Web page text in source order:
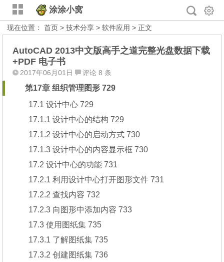
涂涂小窝
现在位置：首页 >技术分享 >软件应用 > 正文
AutoCAD 2013中文版高手之道完整光盘数据下载
+PDF 电子书
2017年06月01日 评论 8 条
第17章 组织管理图形 729
17.1 设计中心 729
17.1.1 设计中心的结构 729
17.1.2 设计中心的启动方式 730
17.1.3 设计中心的内容显示框 730
17.2 设计中心的功能 731
17.2.1 利用设计中心打开图形文件 731
17.2.2 查找内容 732
17.2.3 向图形中添加内容 733
17.3 使用图纸集 735
17.3.1 了解图纸集 735
17.3.2 创建图纸集 736